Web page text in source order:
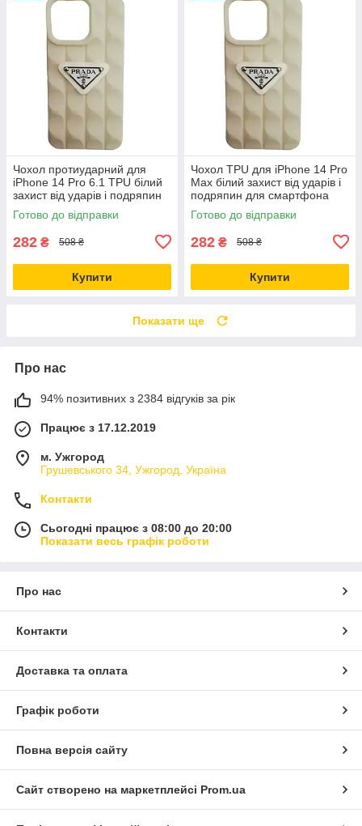
Чохол протиударний для
iPhone 14 Pro 6.1 TPU білий
захист від ударів і подряпин
Готово до відправки
282 ₴ 508 ₴
Купити
Чохол TPU для iPhone 14 Pro
Max білий захист від ударів і
подряпин для смартфона
Готово до відправки
282 ₴ 508 ₴
Купити
Показати ще
Про нас
94% позитивних з 2384 відгуків за рік
Працює з 17.12.2019
м. Ужгород
Грушевського 34, Ужгород, Україна
Контакти
Сьогодні працює з 08:00 до 20:00
Показати весь графік роботи
Про нас
Контакти
Доставка та оплата
Графік роботи
Повна версія сайту
Сайт створено на маркетплейсі Prom.ua